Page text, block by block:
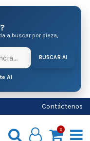
a buscar por pieza,
BUSCAR AI
AI
Contáctenos
0